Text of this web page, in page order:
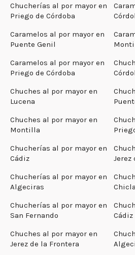
Chucherías al por mayor en
Priego de Córdoba
Caramelos al por mayor en
Puente Genil
Caramelos al por mayor en
Priego de Córdoba
Chuches al por mayor en
Lucena
Chuches al por mayor en
Montilla
Chucherías al por mayor en
Cádiz
Jerez
Chucherías al por mayor en
Algeciras
Chucherías al por mayor en
San Fernando
Cádiz
Chuches al por mayor en
Jerez de la Frontera